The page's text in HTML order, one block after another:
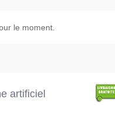
le moment.
artificiel
est